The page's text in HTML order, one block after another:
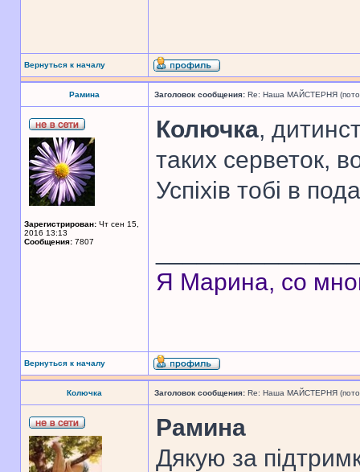
Вернуться к началу
Рамина Заголовок сообщения: Re: Наша МАЙСТЕРНЯ
Зарегистрирован: Чт сен 15,
2016 13:13
Сообщения: 7807
Колючка,
таких серветок,
Успіхів тобі в
Я Марина, со
Вернуться к началу
Колючка Заголовок сообщения: Re: Наша МАЙСТЕРНЯ
Рамина
Дякую за